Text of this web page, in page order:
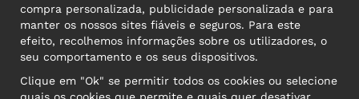
MORADA COMERCIAL
Narva mnt 5, EE-10117 Tallinn
compra personalizada, publicidade personalizada e para
manter os nossos sites fiáveis e seguros. Para este
efeito, recolhemos informações sobre os utilizadores, o
seu comportamento e os seus dispositivos.
Clique em "Ok" se permitir todos os cookies ou selecione